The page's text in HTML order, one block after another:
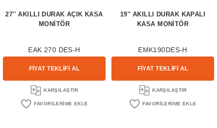
27'' AKILLI DURAK AÇIK KASA
MONİTÖR
EAK 270 DES-H
FİYAT TEKLİFİ AL
KARŞILAŞTIR
19'' AKILLI DURAK KAPALI
KASA MONİTÖR
EMK190DES-H
FİYAT TEKLİFİ AL
KARŞILAŞTIR